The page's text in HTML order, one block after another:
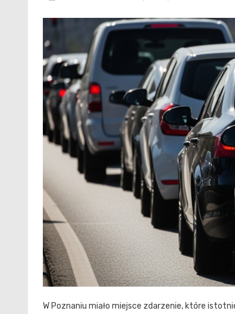
W Poznaniu miało miejsce zdarzenie, które